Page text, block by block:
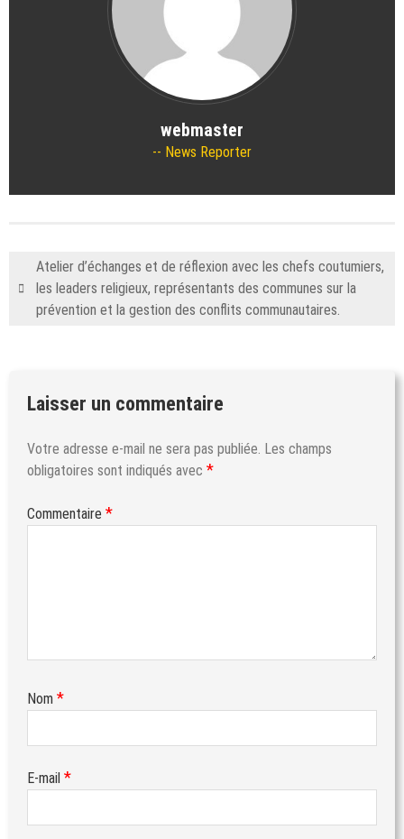
webmaster
News Reporter
Atelier d’échanges et de réflexion avec les chefs coutumiers,
les leaders religieux, représentants des communes sur la
prévention et la gestion des conflits communautaires.
Laisser un commentaire
Votre adresse e-mail ne sera pas publiée. Les champs
obligatoires sont indiqués avec *
Commentaire *
Nom *
E-mail *